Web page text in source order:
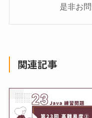
是非お
関連記事